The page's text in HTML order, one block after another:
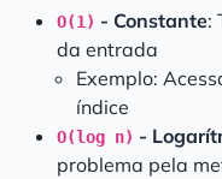
O(1) - Constante:
da entrada
Exemplo:
índice
O(log n) -
problema pela